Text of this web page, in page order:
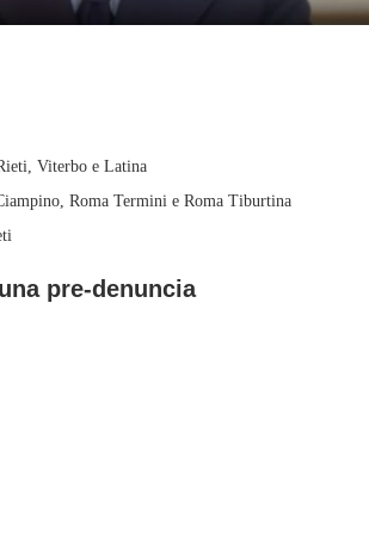
Viterbo e Latina
Roma Termini e Roma Tiburtina
pre‑denuncia